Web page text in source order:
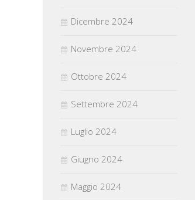
Dicembre 2024
Novembre 2024
Ottobre 2024
Settembre 2024
Luglio 2024
Giugno 2024
Maggio 2024